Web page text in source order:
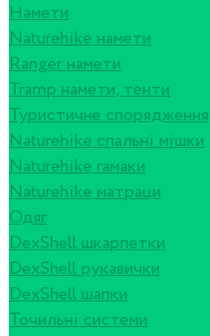
Намети
Naturehike намети
Ranger намети
Tramp намети, тенти
Туристичне спорядження
Naturehike спальні мішки
Naturehike гамаки
Naturehike матраци
Одяг
DexShell шкарпетки
DexShell рукавички
DexShell шапки
Точильні системи